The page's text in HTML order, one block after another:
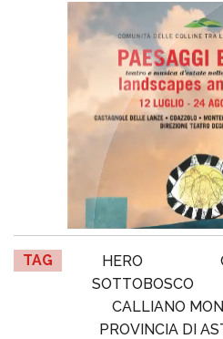
TAG HERO
SOTTOBOSCO
CALLIANO
PROVINCIA DI